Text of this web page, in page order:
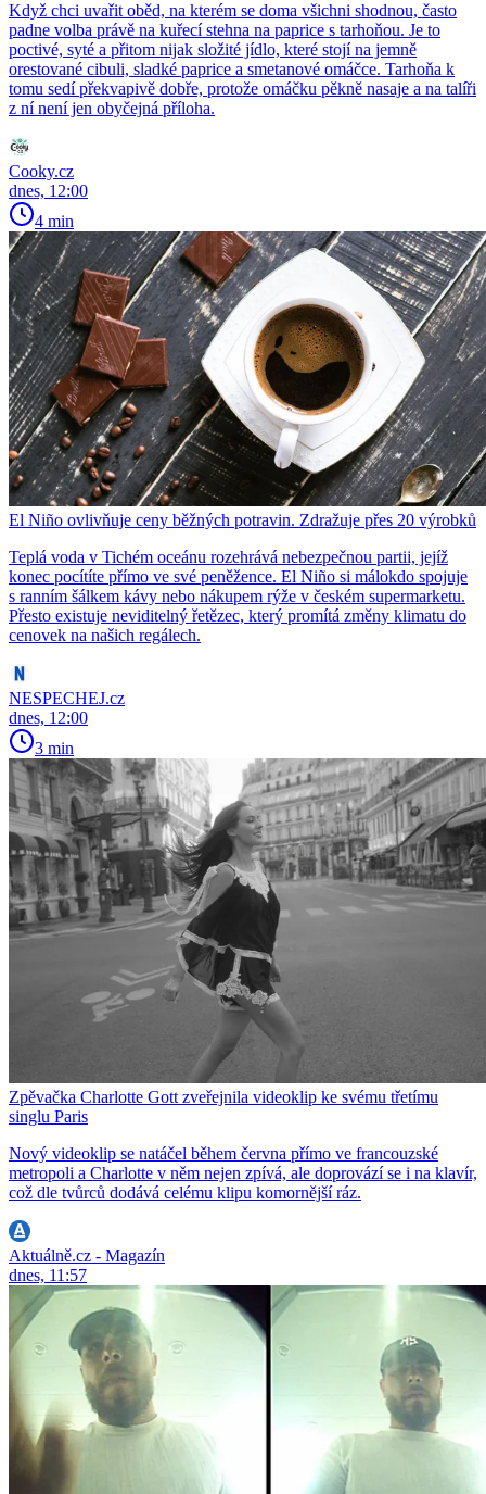
Když chci uvařit oběd, na kterém se doma všichni shodnou, často
padne volba právě na kuřecí stehna na paprice s tarhoňou. Je to
poctivé, syté a přitom nijak složité jídlo, které stojí na jemně
orestované cibuli, sladké paprice a smetanové omáčce. Tarhoňa k
tomu sedí překvapivě dobře, protože omáčku pěkně nasaje a na talíři
z ní není jen obyčejná příloha.
Cooky.cz
dnes, 12:00
4 min
El Niño ovlivňuje ceny běžných potravin. Zdražuje přes 20 výrobků
Teplá voda v Tichém oceánu rozehrává nebezpečnou partii, jejíž
konec pocítíte přímo ve své peněžence. El Niño si málokdo spojuje
s ranním šálkem kávy nebo nákupem rýže v českém supermarketu.
Přesto existuje neviditelný řetězec, který promítá změny klimatu do
cenovek na našich regálech.
NESPECHEJ.cz
dnes, 12:00
3 min
Zpěvačka Charlotte Gott zveřejnila videoklip ke svému třetímu
singlu Paris
Nový videoklip se natáčel během června přímo ve francouzské
metropoli a Charlotte v něm nejen zpívá, ale doprovází se i na klavír,
což dle tvůrců dodává celému klipu komornější ráz.
Aktuálně.cz - Magazín
dnes, 11:57